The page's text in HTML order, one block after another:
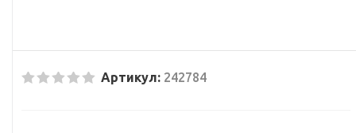
Артикул: 242784